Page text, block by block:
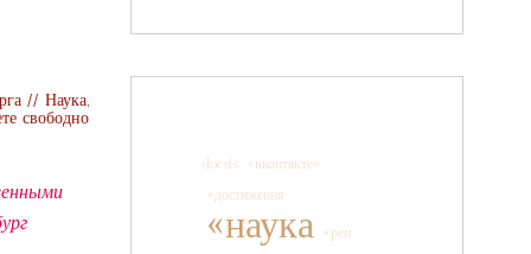
// Наука,
свободно
docsis
«вконтакте»
«достижения
«наука
«рен